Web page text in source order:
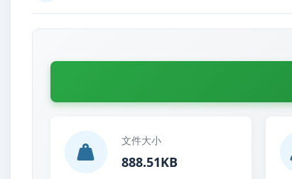
文件大小
888.51KB